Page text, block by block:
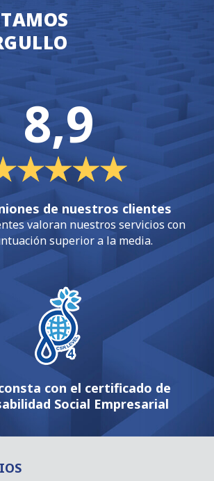
8,9
de nuestros clientes
valoran nuestros servicios con
superior a la media.
con el certificado de
Social Empresarial